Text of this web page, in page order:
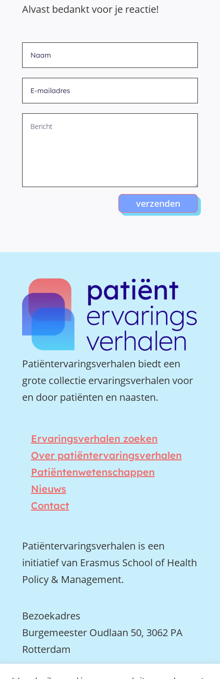
Alvast bedankt voor je reactie!
verzenden
Patiëntervaringsverhalen biedt een
grote collectie ervaringsverhalen voor
en door patiënten en naasten.
Ervaringsverhalen zoeken
Over patiëntervaringsverhalen
Patiëntenwetenschappen
Nieuws
Contact
Patiëntervaringsverhalen is een
initiatief van Erasmus School of Health
Policy & Management.
Bezoekadres
Burgemeester Oudlaan 50, 3062 PA
Rotterdam